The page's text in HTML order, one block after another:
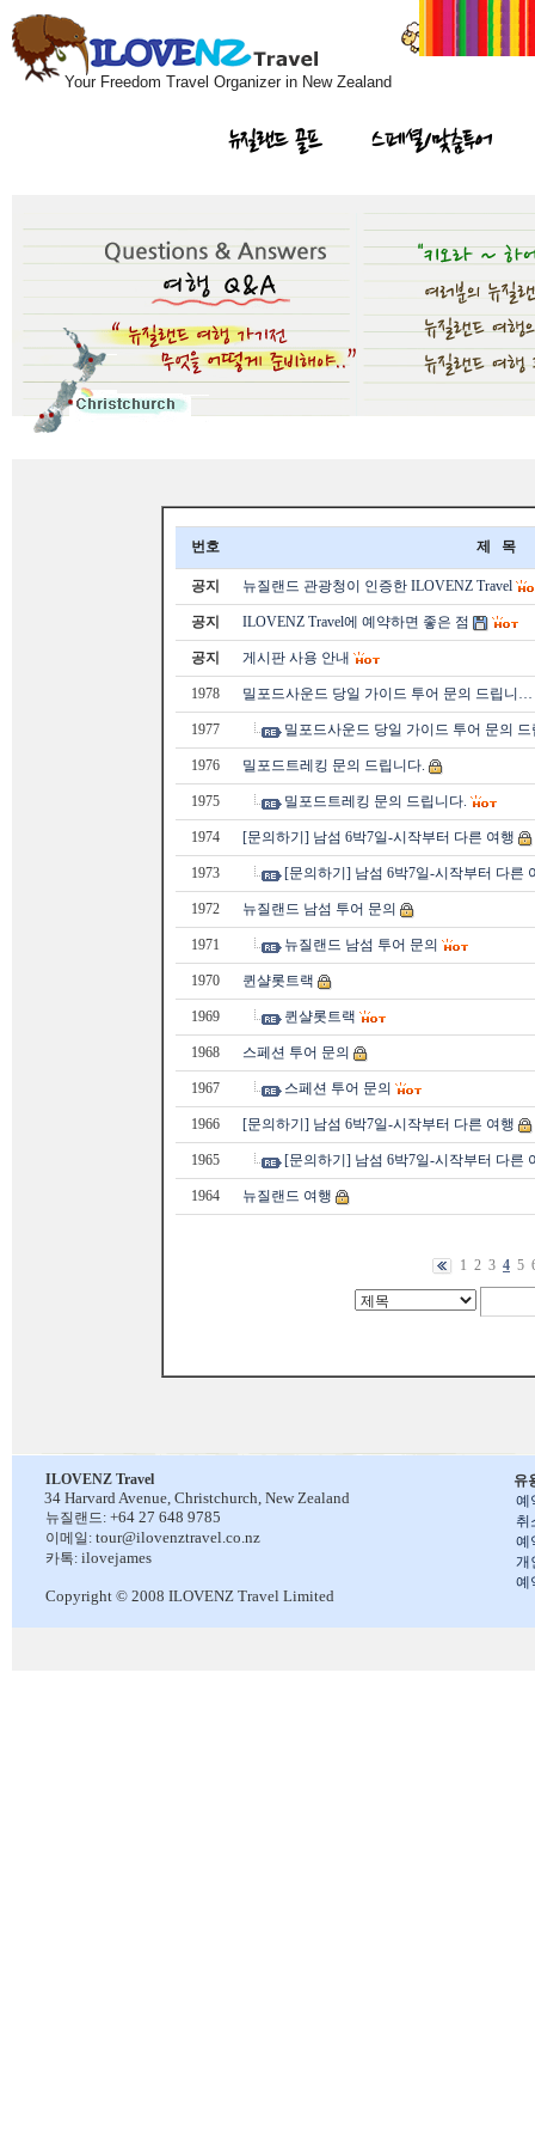
Your Freedom Travel Organizer in New Zealand
뉴질랜드 골프 스페셜/맞춤투어
번호 제 목
공지 뉴질랜드 관광청이 인증한 ILOVENZ Travel
공지 ILOVENZ Travel에 예약하면 좋은 점
공지 게시판 사용 안내
1978 밀포드사운드 당일 가이드 투어 문의 드립니…
1977 밀포드사운드 당일 가이드 투어 문의
1976 밀포드트레킹 문의 드립니다.
1975 밀포드트레킹 문의 드립니다.
1974 [문의하기] 남섬 6박7일-시작부터 다른 여행
1973 [문의하기] 남섬 6박7일-시작부터 다른
1972 뉴질랜드 남섬 투어 문의
1971 뉴질랜드 남섬 투어 문의
1970 퀸샬롯트랙
1969 퀸샬롯트랙
1968 스페션 투어 문의
1967 스페션 투어 문의
1966 [문의하기] 남섬 6박7일-시작부터 다른 여행
1965 [문의하기] 남섬 6박7일-시작부터 다른
1964 뉴질랜드 여행
1 2 3 4 5
유
예
취
예
개
예
ILOVENZ Travel
34 Harvard Avenue, Christchurch, New Zealand
뉴질랜드: +64 27 648 9785
이메일: tour@ilovenztravel.co.nz
카톡: ilovejames
Copyright © 2008 ILOVENZ Travel Limited